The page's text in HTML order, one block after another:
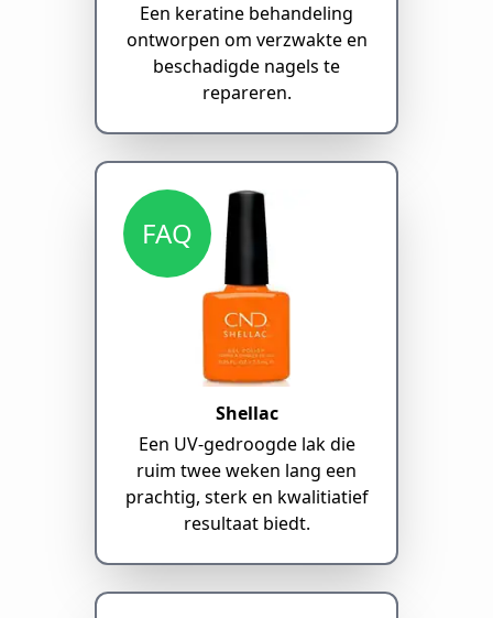
Een keratine behandeling
ontworpen om verzwakte en
beschadigde nagels te
repareren.
FAQ
Shellac
Een UV-gedroogde lak die
ruim twee weken lang een
prachtig, sterk en kwalitiatief
resultaat biedt.